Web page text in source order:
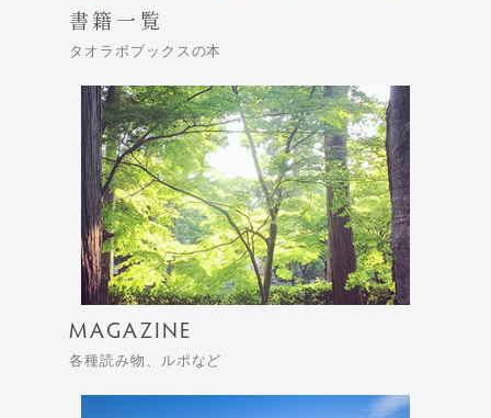
書籍一覧
タオラボブックスの本
MAGAZINE
各種読み物、ルポなど